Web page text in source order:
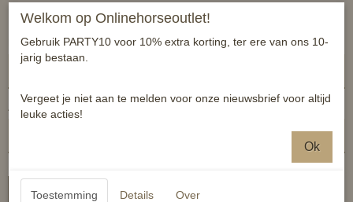
Op voorraad- Levertijd 1 a 2 werkdagen
hkm
Aantal
In winkelwagen
Welkom op Onlinehorseoutlet!
Gebruik PARTY10 voor 10% extra korting, ter ere van ons 10-
jarig bestaan.
Vergeet je niet aan te melden voor onze nieuwsbrief voor altijd
leuke acties!
Ok
Toestemming Details Over